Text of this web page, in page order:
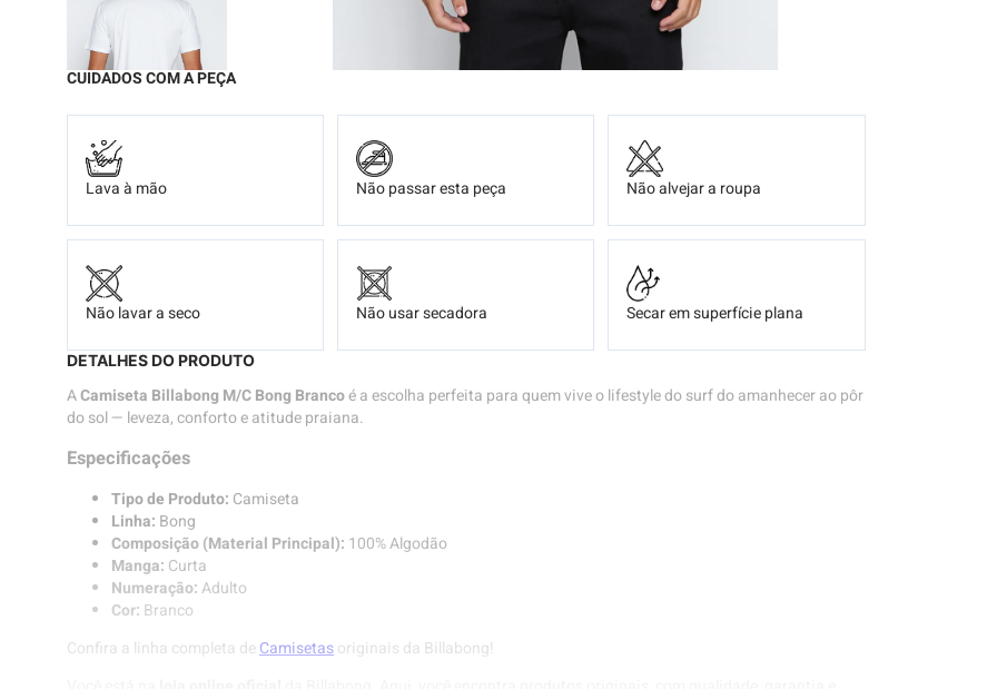
CUIDADOS COM A PEÇA
Lava à mão Não passar esta peça Não alvejar a roupa
Não lavar a seco Não usar secadora Secar em superfície plana
DETALHES DO PRODUTO
ACamiseta Billabong M/C Bong Brancoé a escolha perfeita para quem vive o lifestyle do surf do amanhecer ao pôr
do sol — leveza, conforto e atitude praiana.
Especificações
Tipo de Produto: Camiseta
Linha: Bong
Composição (Material Principal): 100% Algodão
Manga: Curta
Numeração:Adulto
Cor: Branco
Confira a linha completa deCamisetasoriginais da Billabong!